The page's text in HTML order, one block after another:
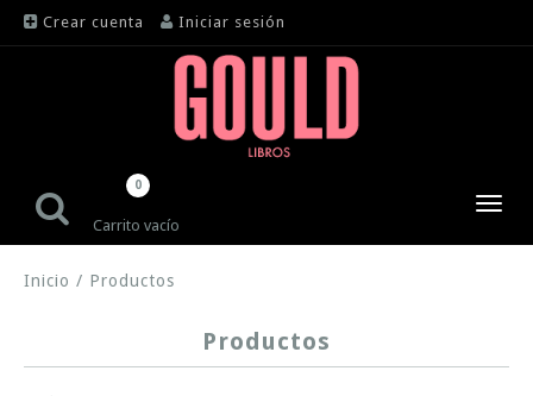
Crear cuenta Iniciar sesión
Carrito vacío
0
Inicio / Productos
Productos